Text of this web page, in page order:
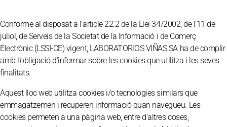
Conforme al disposat a l’article 22.2 de la Llei 34/2002, de l’11 de
juliol, de Serveis de la Societat de la Informació i de Comerç
Electrònic (LSSI-CE) vigent, LABORATORIOS VIÑAS SA ha de complir
amb l’obligació d’informar sobre les cookies que utilitza i les seves
finalitats.
Aquest lloc web utilitza cookies i/o tecnologies similars que
emmagatzemen i recuperen informació quan navegueu. Les
cookies permeten a una pàgina web, entre d’altres coses,